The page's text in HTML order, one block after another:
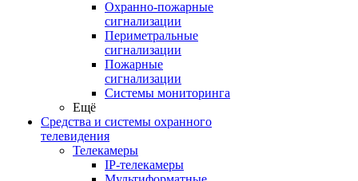
Охранно-пожарные
сигнализации
Периметральные
сигнализации
Пожарные
сигнализации
Системы мониторинга
Ещё
Средства и системы охранного
телевидения
Телекамеры
IP-телекамеры